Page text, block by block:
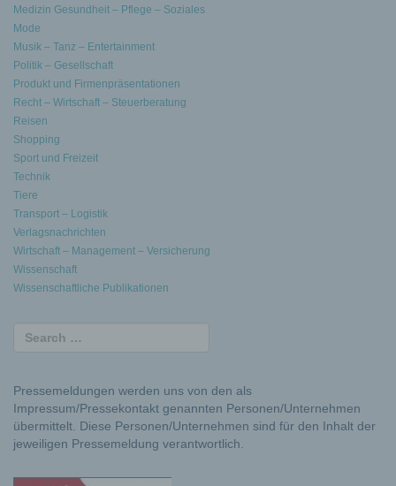
Medizin Gesundheit – Pflege – Soziales
Mode
Musik – Tanz – Entertainment
Politik – Gesellschaft
Produkt und Firmenpräsentationen
Recht – Wirtschaft – Steuerberatung
Reisen
Shopping
Sport und Freizeit
Technik
Tiere
Transport – Logistik
Verlagsnachrichten
Wirtschaft – Management – Versicherung
Wissenschaft
Wissenschaftliche Publikationen
Pressemeldungen werden uns von den als
Impressum/Pressekontakt genannten Personen/Unternehmen
übermittelt. Diese Personen/Unternehmen sind für den Inhalt der
jeweiligen Pressemeldung verantwortlich.